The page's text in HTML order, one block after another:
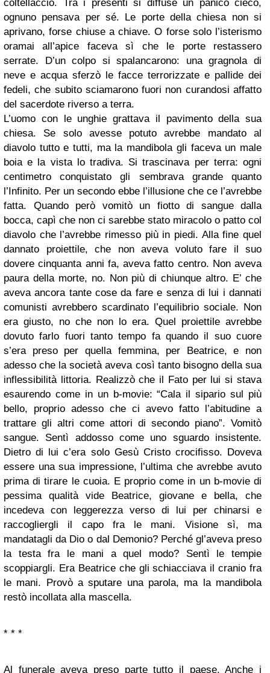
coltellaccio. Tra i presenti si diffuse un panico cieco,
ognuno pensava per sé. Le porte della chiesa non si
aprivano, forse chiuse a chiave. O forse solo l’isterismo
oramai all’apice faceva sì che le porte restassero
serrate. D’un colpo si spalancarono: una gragnola di
neve e acqua sferzò le facce terrorizzate e pallide dei
fedeli, che subito sciamarono fuori non curandosi affatto
del sacerdote riverso a terra.
L’uomo con le unghie grattava il pavimento della sua
chiesa. Se solo avesse potuto avrebbe mandato al
diavolo tutto e tutti, ma la mandibola gli faceva un male
boia e la vista lo tradiva. Si trascinava per terra: ogni
centimetro conquistato gli sembrava grande quanto
l’Infinito. Per un secondo ebbe l’illusione che ce l’avrebbe
fatta. Quando però vomitò un fiotto di sangue dalla
bocca, capì che non ci sarebbe stato miracolo o patto col
diavolo che l’avrebbe rimesso più in piedi. Alla fine quel
dannato proiettile, che non aveva voluto fare il suo
dovere cinquanta anni fa, aveva fatto centro. Non aveva
paura della morte, no. Non più di chiunque altro. E’ che
aveva ancora tante cose da fare e senza di lui i dannati
comunisti avrebbero scardinato l’equilibrio sociale. Non
era giusto, no che non lo era. Quel proiettile avrebbe
dovuto farlo fuori tanto tempo fa quando il suo cuore
s’era preso per quella femmina, per Beatrice, e non
adesso che la società aveva così tanto bisogno della sua
inflessibilità littoria. Realizzò che il Fato per lui si stava
esaurendo come in un b-movie: “Cala il sipario sul più
bello, proprio adesso che ci avevo fatto l’abitudine a
trattare gli altri come attori di secondo piano”. Vomitò
sangue. Sentì addosso come uno sguardo insistente.
Dietro di lui c’era solo Gesù Cristo crocifisso. Doveva
essere una sua impressione, l’ultima che avrebbe avuto
prima di tirare le cuoia. E proprio come in un b-movie di
pessima qualità vide Beatrice, giovane e bella, che
incedeva con leggerezza verso di lui per chinarsi e
raccogliergli il capo fra le mani. Visione sì, ma
mandatagli da Dio o dal Demonio? Perché gl’aveva preso
la testa fra le mani a quel modo? Sentì le tempie
scoppiargli. Era Beatrice che gli schiacciava il cranio fra
le mani. Provò a sputare una parola, ma la mandibola
restò incollata alla mascella.
* * *
Al funerale aveva preso parte tutto il paese. Anche i